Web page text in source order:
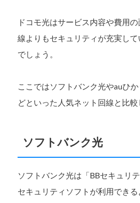
ドコモ光はサービス内容や費用
線よりもセキュリティが充実し
でしょう。
ここではソフトバンク光やauひ
どといった人気ネット回線と比較
ソフトバンク光
ソフトバンク光は「BBセキュリ
セキュリティソフトが利用できる